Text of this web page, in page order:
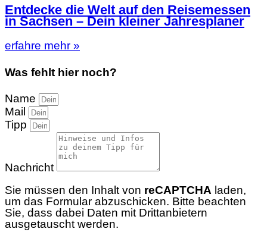
Entdecke die Welt auf den Reisemessen
in Sachsen – Dein kleiner Jahresplaner
erfahre mehr »
Was fehlt hier noch?
Name
Mail
Tipp
Nachricht
Sie müssen den Inhalt von reCAPTCHA laden,
um das Formular abzuschicken. Bitte beachten
Sie, dass dabei Daten mit Drittanbietern
ausgetauscht werden.